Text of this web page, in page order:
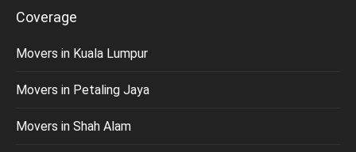
Coverage
Movers in Kuala Lumpur
Movers in Petaling Jaya
Movers in Shah Alam